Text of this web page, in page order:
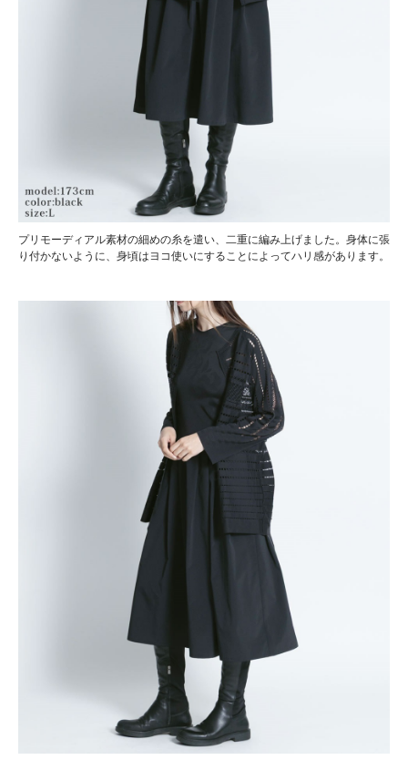
プリモーディアル素材の細めの糸を遣い、二重に編み上げました。身体に張
り付かないように、身頃はヨコ使いにすることによってハリ感があります。